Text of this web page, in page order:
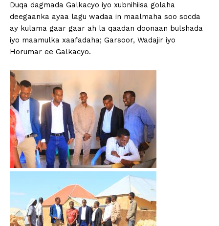
Duqa dagmada Galkacyo iyo xubnihiisa golaha
deegaanka ayaa lagu wadaa in maalmaha soo socda
ay kulama gaar gaar ah la qaadan doonaan bulshada
iyo maamulka xaafadaha; Garsoor, Wadajir iyo
Horumar ee Galkacyo.